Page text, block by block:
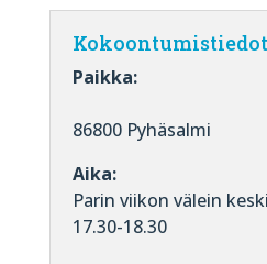
Kokoontumistiedot
Paikka:
86800 Pyhäsalmi
Aika:
Parin viikon välein
17.30-18.30